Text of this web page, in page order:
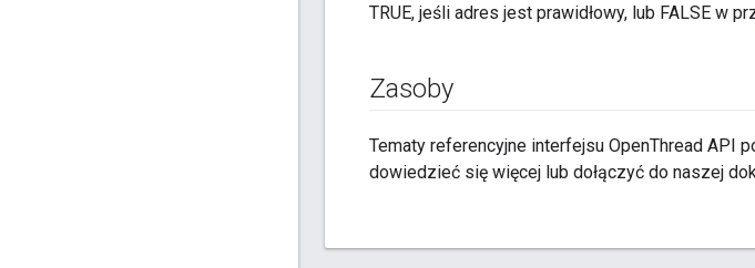
TRUE, jeśli adres jest prawidłowy, lub FALSE w
Zasoby
Tematy referencyjne interfejsu OpenThread API
dowiedzieć się więcej lub dołączyć do naszej